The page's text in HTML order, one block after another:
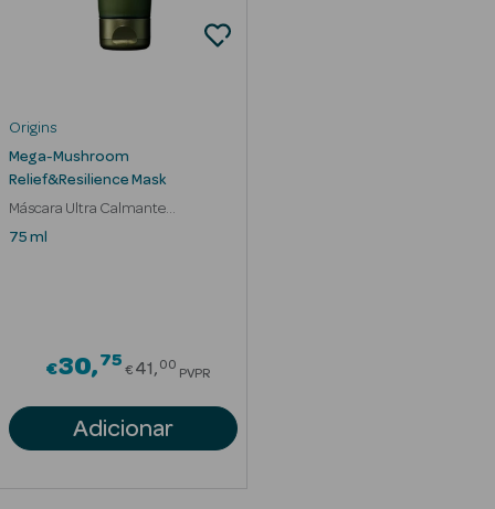
Esfoliantes
Depilatórios
Mãos
Cuidados de
Pés
Origins
Mega-Mushroom
Relief&Resilience Mask
Máscara Ultra Calmante
Antivermelhidão
75 ml
€30 75Price reduced from
€ 41 00
PVPR
Adicionar